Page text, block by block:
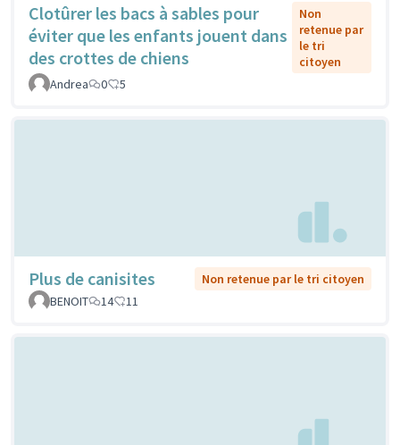
Clotûrer les bacs à sables pour
éviter que les enfants jouent dans
des crottes de chiens
Non
retenue par
le tri
citoyen
Andrea
0 5
Plus de canisites
Non retenue par le tri citoyen
BENOIT
14 11